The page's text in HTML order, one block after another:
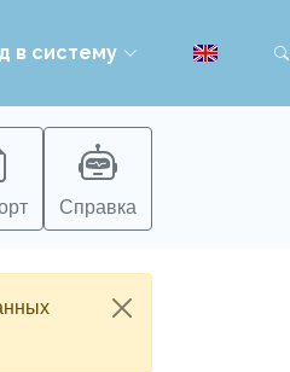
в систему
Справка